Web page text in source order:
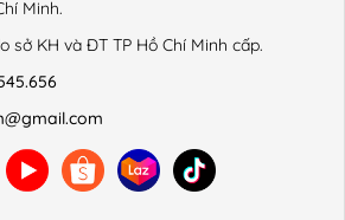
Minh.
sở KH và ĐT TP Hồ Chí Minh cấp.